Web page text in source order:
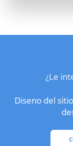
¿Le
Diseno del